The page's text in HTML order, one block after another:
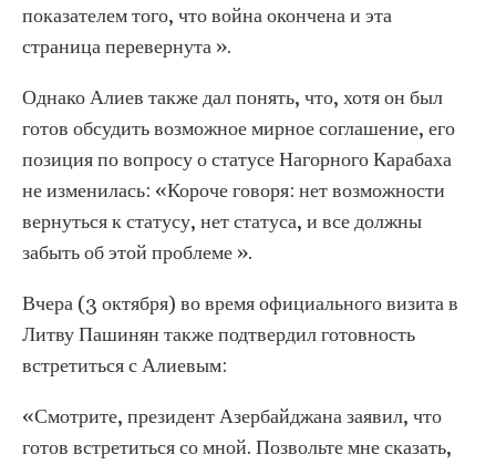
показателем того, что война окончена и эта
страница перевернута ».
Однако Алиев также дал понять, что, хотя он был
готов обсудить возможное мирное соглашение, его
позиция по вопросу о статусе Нагорного Карабаха
не изменилась: «Короче говоря: нет возможности
вернуться к статусу, нет статуса, и все должны
забыть об этой проблеме ».
Вчера (3 октября) во время официального визита в
Литву Пашинян также подтвердил готовность
встретиться с Алиевым:
«Смотрите, президент Азербайджана заявил, что
готов встретиться со мной. Позвольте мне сказать,